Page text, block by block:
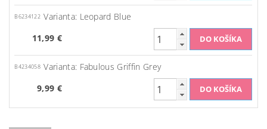
B6234122 Varianta: Leopard Blue
11,99 €
B4234058 Varianta: Fabulous Griffin Grey
9,99 €